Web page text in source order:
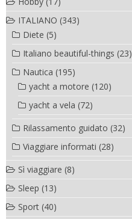
ITALIANO (343)
Diete (5)
Italiano beautiful-things (23)
Nautica (195)
yacht a motore (120)
yacht a vela (72)
Rilassamento guidato (32)
Viaggiare informati (28)
Sì viaggiare (8)
Sleep (13)
Sport (40)